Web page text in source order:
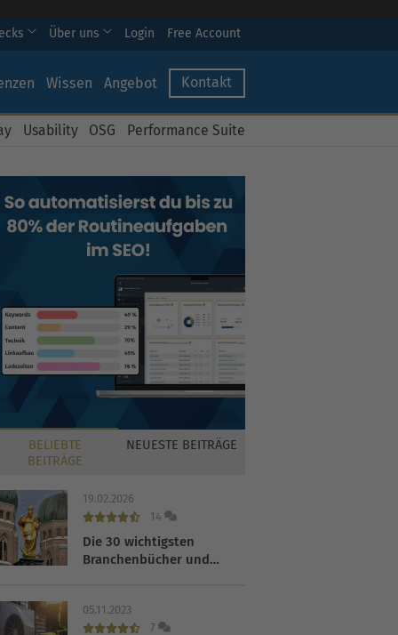
Über uns Login Free Account
Wissen Angebot Kontakt
Usability OSG Performance Suite
BELIEBTE
BEITRÄGE
NEUESTE BEITRÄGE
19.02.2026
14
Die 30 wichtigsten
Branchenbücher und
05.11.2023
7